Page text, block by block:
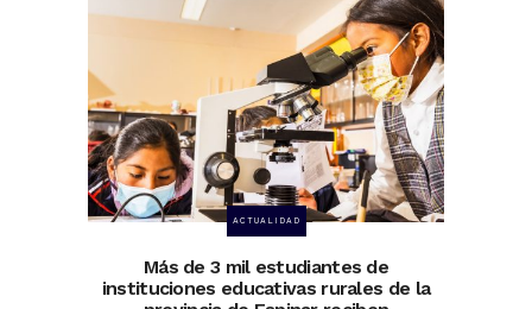
ACTUALIDAD
Más de 3 mil estudiantes de
instituciones educativas rurales de la